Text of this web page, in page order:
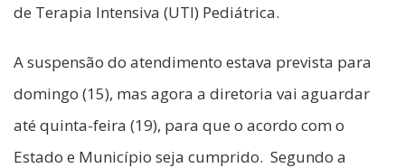
de Terapia Intensiva (UTI) Pediátrica.
A suspensão do atendimento estava prevista para
domingo (15), mas agora a diretoria vai aguardar
até quinta-feira (19), para que o acordo com o
Estado e Município seja cumprido. Segundo a